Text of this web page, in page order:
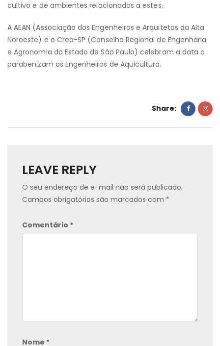
cultivo e de ambientes relacionados a estes.
A AEAN (Associação dos Engenheiros e Arquitetos da Alta
Noroeste) e o Crea-SP (Conselho Regional de Engenharia
e Agronomia do Estado de São Paulo) celebram a data a
parabenizam os Engenheiros de Aquicultura.
Share:
LEAVE REPLY
O seu endereço de e-mail não será publicado.
Campos obrigatórios são marcados com *
Comentário *
Nome *